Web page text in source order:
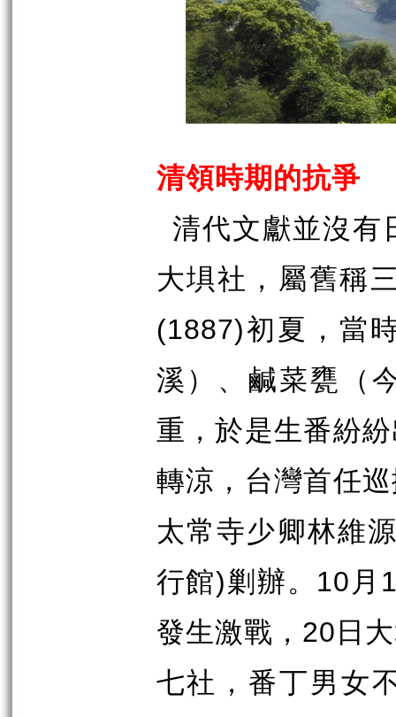
清領時期的抗爭
清代文獻並沒有
大埧社，屬舊稱
(1887)初夏，當
溪）、鹹菜甕（
重，於是生番紛
轉涼，台灣首任
太常寺少卿林維
行館)剿辦。 10 月
發生激戰， 20 日
七社，番丁男女